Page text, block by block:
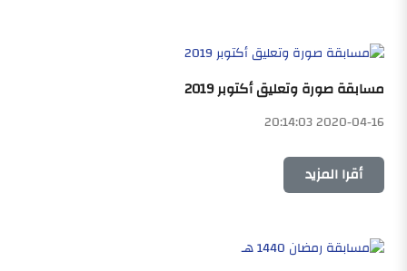
مسابقة صورة وتعليق أكتوبر 2019
2020-04-16 20:14:03
أقرا المزيد